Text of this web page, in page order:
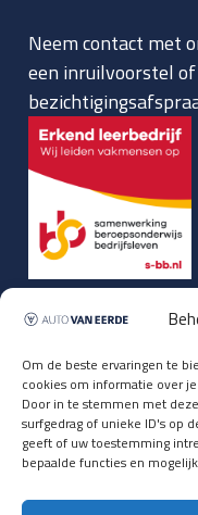
Om de beste ervaringen te
cookies om informatie over
Door in te stemmen met
surfgedrag of unieke ID's op
geeft of uw toestemming
bepaalde functies en
Neem contact met
een inruilvoorstel
Home
Rijplezier
Lease
Aanbod